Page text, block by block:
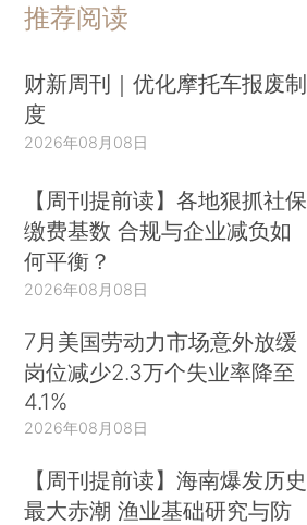
推荐阅读
财新周刊｜优化摩托车报废制
度
2026年08月08日
【周刊提前读】各地狠抓社保
缴费基数 合规与企业减负如
何平衡？
2026年08月08日
7月美国劳动力市场意外放缓
岗位减少2.3万个失业率降至
4.1%
2026年08月08日
【周刊提前读】海南爆发历史
最大赤潮 渔业基础研究与防